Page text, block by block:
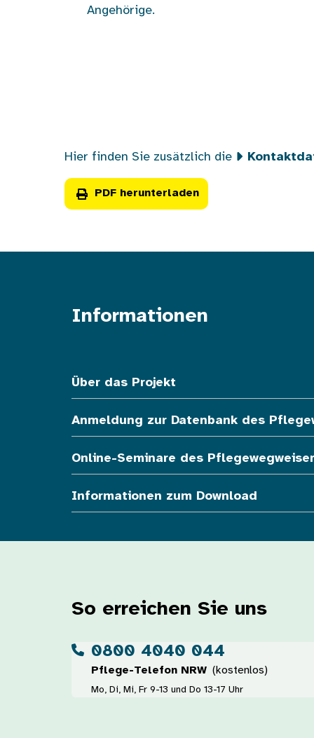
Angehörige.
Hier finden Sie zusätzlich die
PDF herunterladen
Informationen
Über das Projekt
Anmeldung zur Datenbank des
Online-Seminare des Pflegewegweiser
Informationen zum Download
So erreichen Sie uns
0800 4040 044
Pflege-Telefon NRW (kostenlos)
Mo, Di, Mi, Fr 9-13 und Do 13-17 Uhr